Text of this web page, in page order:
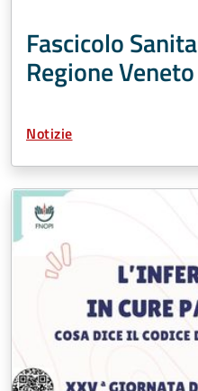
Fascicolo
Regione Veneto
Tipo Contenuto:
Notizie